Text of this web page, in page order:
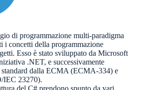
di programmazione multi-paradigma
i concetti della programmazione
Esso è stato sviluppato da Microsoft
.NET, e successivamente
standard dalla ECMA (ECMA-334) e
IEC 23270).
del C# prendono spunto da vari